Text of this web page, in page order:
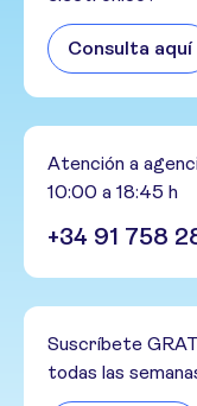
Consulta aquí
Atención a
10:00 a 18:45 h
+34 91 758
Suscríbete
todas las